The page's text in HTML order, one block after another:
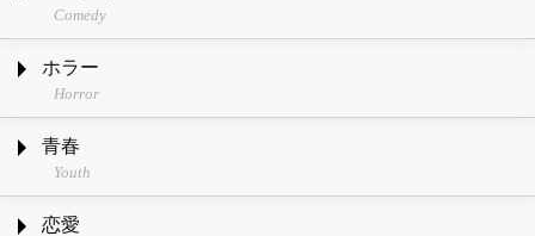
Comedy
ホラー
Horror
青春
Youth
恋愛